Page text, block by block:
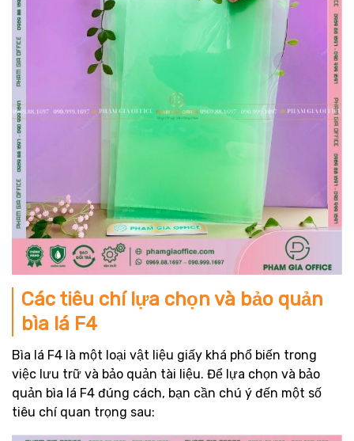
Các tiêu chí lựa chọn và bảo quản
bìa lá F4
Bìa lá F4 là một loại vật liệu giấy khá phổ biến trong
việc lưu trữ và bảo quản tài liệu. Để lựa chọn và bảo
quản bìa lá F4 đúng cách, bạn cần chú ý đến một số
tiêu chí quan trọng sau: